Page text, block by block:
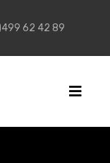
62 42 89